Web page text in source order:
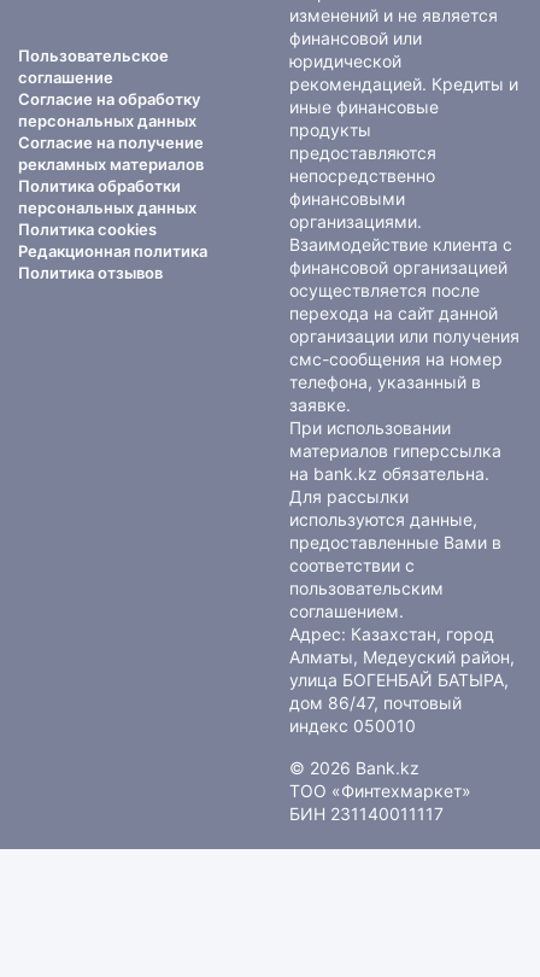
Пользовательское
соглашение
Согласие на обработку
персональных данных
Согласие на получение
рекламных материалов
Политика обработки
персональных данных
Политика cookies
Редакционная политика
Политика отзывов
изменений и не является
финансовой или
юридической
рекомендацией. Кредиты и
иные финансовые
продукты
предоставляются
непосредственно
финансовыми
организациями.
Взаимодействие клиента с
финансовой организацией
осуществляется после
перехода на сайт данной
организации или получения
смс-сообщения на номер
телефона, указанный в
заявке.
При использовании
материалов гиперссылка
на bank.kz обязательна.
Для рассылки
используются данные,
предоставленные Вами в
соответствии с
пользовательским
соглашением.
Адрес: Казахстан, город
Алматы, Медеуский район,
улица БОГЕНБАЙ БАТЫРА,
дом 86/47, почтовый
индекс 050010
© 2026 Bank.kz
ТОО «Финтехмаркет»
БИН 231140011117